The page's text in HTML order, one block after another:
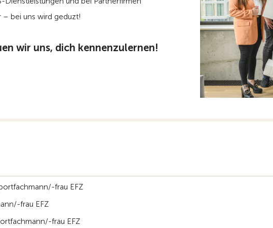
– bei uns wird geduzt!
wir uns, dich kennenzulernen!
frau EFZ
frau EFZ
⁠-⁠frau EFZ